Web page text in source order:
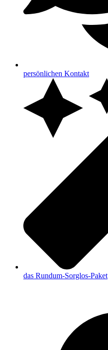
persönlichen Kontakt
das Rundum-Sorglos-Paket